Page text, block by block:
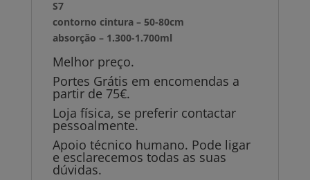
S7
contorno cintura – 50-80cm
absorção – 1.300-1.700ml
Melhor preço.
Portes Grátis em encomendas a
partir de 75€.
Loja física, se preferir contactar
pessoalmente.
Apoio técnico humano. Pode ligar
e esclarecemos todas as suas
dúvidas.